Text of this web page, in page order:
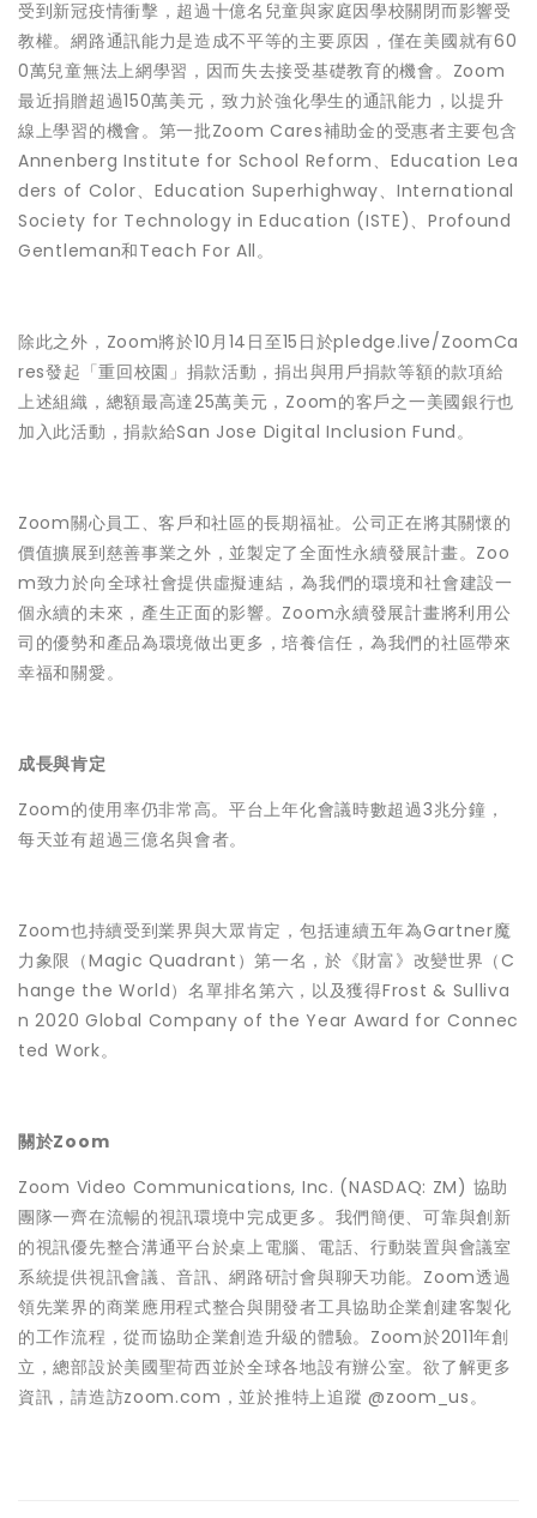
受到新冠疫情衝擊，超過十億名兒童與家庭因學校關閉而影響受
教權。網路通訊能力是造成不平等的主要原因，僅在美國就有60
0萬兒童無法上網學習，因而失去接受基礎教育的機會。Zoom
最近捐贈超過150萬美元，致力於強化學生的通訊能力，以提升
線上學習的機會。第一批Zoom Cares補助金的受惠者主要包含
Annenberg Institute for School Reform、Education Lea
ders of Color、Education Superhighway、International
Society for Technology in Education (ISTE)、Profound
Gentleman和Teach For All。
除此之外，Zoom將於10月14日至15日於pledge.live/ZoomCa
res發起「重回校園」捐款活動，捐出與用戶捐款等額的款項給
上述組織，總額最高達25萬美元，Zoom的客戶之一美國銀行也
加入此活動，捐款給San Jose Digital Inclusion Fund。
Zoom關心員工、客戶和社區的長期福祉。公司正在將其關懷的
價值擴展到慈善事業之外，並製定了全面性永續發展計畫。Zoo
m致力於向全球社會提供虛擬連結，為我們的環境和社會建設一
個永續的未來，產生正面的影響。Zoom永續發展計畫將利用公
司的優勢和產品為環境做出更多，培養信任，為我們的社區帶來
幸福和關愛。
成長與肯定
Zoom的使用率仍非常高。平台上年化會議時數超過3兆分鐘，
每天並有超過三億名與會者。
Zoom也持續受到業界與大眾肯定，包括連續五年為Gartner魔
力象限（Magic Quadrant）第一名，於《財富》改變世界（C
hange the World）名單排名第六，以及獲得Frost & Sulliva
n 2020 Global Company of the Year Award for Connec
ted Work。
關於Zoom
Zoom Video Communications, Inc. (NASDAQ: ZM) 協助
團隊一齊在流暢的視訊環境中完成更多。我們簡便、可靠與創新
的視訊優先整合溝通平台於桌上電腦、電話、行動裝置與會議室
系統提供視訊會議、音訊、網路研討會與聊天功能。Zoom透過
領先業界的商業應用程式整合與開發者工具協助企業創建客製化
的工作流程，從而協助企業創造升級的體驗。Zoom於2011年創
立，總部設於美國聖荷西並於全球各地設有辦公室。欲了解更多
資訊，請造訪zoom.com，並於推特上追蹤 @zoom_us。